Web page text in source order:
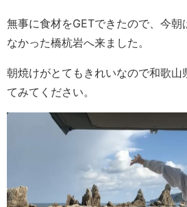
無事に食材をGETできたので、今
なかった橋杭岩へ来ました。
朝焼けがとてもきれいなので和歌山
てみてください。